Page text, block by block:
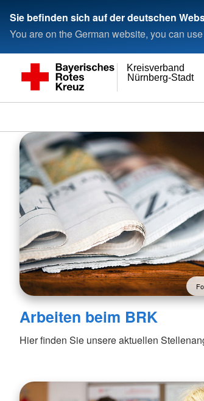
Sie befinden sich auf der deutschen
You are on the German website, you can
Nürnberg-Stadt
Kreisverband
Arbeiten beim BRK
Hier finden Sie unsere aktuellen